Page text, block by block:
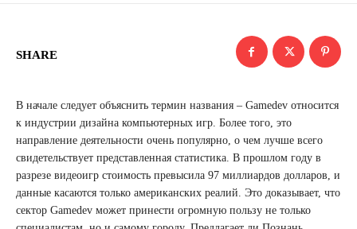
SHARE
В начале следует объяснить термин названия – Gamedev относится
к индустрии дизайна компьютерных игр. Более того, это
направление деятельности очень популярно, о чем лучше всего
свидетельствует представленная статистика. В прошлом году в
разрезе видеоигр стоимость превысила 97 миллиардов долларов, и
данные касаются только американских реалий. Это доказывает, что
сектор Gamedev может принести огромную пользу не только